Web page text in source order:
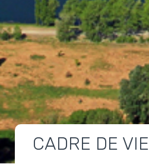
CADRE DE VIE